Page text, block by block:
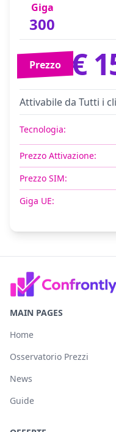
Giga
300
Prezzo €
Attivabile da Tutti i
Tecnologia:
Prezzo Attivazione:
Prezzo SIM:
Giga UE:
MAIN PAGES
Home
Osservatorio Prezzi
News
Guide